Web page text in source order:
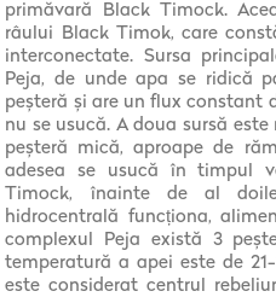
primăvară Black Timock.
râului Black Timok, care
interconectate. Sursa
Peja, de unde apa se ridică
peșteră și are un flux constant
nu se usucă. A doua sursă
peșteră mică, aproape de
adesea se usucă în timpul
Timock, înainte de al
hidrocentrală funcționa,
complexul Peja există 3
temperatură a apei este de
este considerat centrul